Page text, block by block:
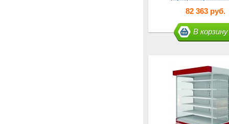
82 363 руб.
В корзину